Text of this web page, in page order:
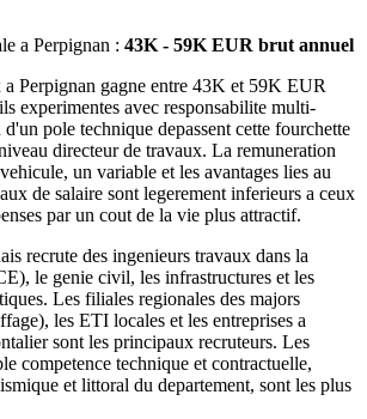
a Perpignan : 43K - 59K EUR brut annuel
Perpignan gagne entre 43K et 59K EUR
experimentes avec responsabilite multi-
pole technique depassent cette fourchette
directeur de travaux. La remuneration
un variable et les avantages lies au
de salaire sont legerement inferieurs a ceux
par un cout de la vie plus attractif.
recrute des ingenieurs travaux dans la
le genie civil, les infrastructures et les
Les filiales regionales des majors
les ETI locales et les entreprises a
sont les principaux recruteurs. Les
competence technique et contractuelle,
et littoral du departement, sont les plus